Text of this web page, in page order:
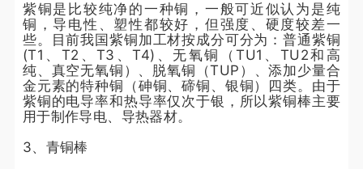
紫铜是比较纯净的一种铜，一般可近似认为是纯
铜，导电性、塑性都较好，但强度、硬度较差一
些。目前我国紫铜加工材按成分可分为：普通紫铜
(T1、T2、T3、T4)、无氧铜（TU1、TU2和高
纯、真空无氧铜）、脱氧铜（TUP）、添加少量合
金元素的特种铜（砷铜、碲铜、银铜）四类。由于
紫铜的电导率和热导率仅次于银，所以紫铜棒主要
用于制作导电、导热器材。
3、青铜棒